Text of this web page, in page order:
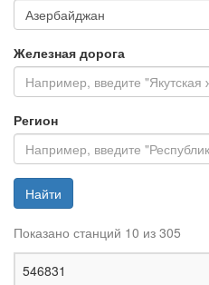
Железная дорога
Регион
Найти
Показано станций 10 из 305
546831